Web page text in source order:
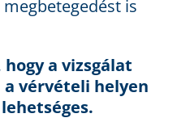
is
a vizsgálat
vérvételi helyen